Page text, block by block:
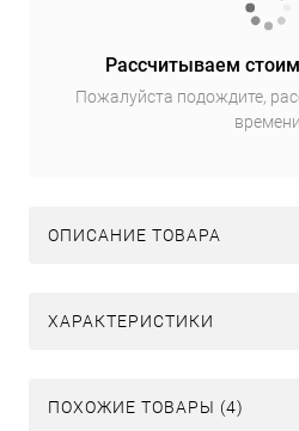
Рассчитываем
Пожалуйста подождите,
времени
ОПИСАНИЕ ТОВАРА
ХАРАКТЕРИСТИКИ
ПОХОЖИЕ ТОВАРЫ (4)